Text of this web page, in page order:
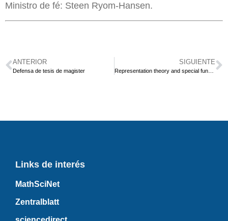
Ministro de fé: Steen Ryom-Hansen.
ANTERIOR
Defensa de tesis de magister
SIGUIENTE
Representation theory and special functions
Links de interés
MathSciNet
Zentralblatt